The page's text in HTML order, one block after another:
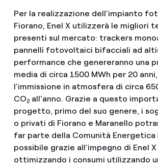
Per la realizzazione dell’impianto
Fiorano, Enel X utilizzerà le migliori
presenti sul mercato: trackers
pannelli fotovoltaici bifacciali ad
performance che genereranno una
media di circa 1500 MWh per 20
l’immissione in atmosfera di circa
CO2all'anno. Grazie a questo
progetto, primo del suo genere, i
o privati di Fiorano e Maranello
far parte della Comunità Energetica
possibile grazie all’impegno di Enel
ottimizzando i consumi utilizzando